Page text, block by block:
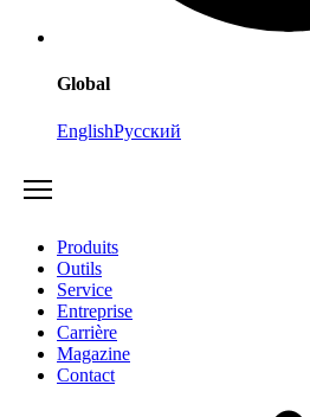
Global
EnglishРусский
Produits
Outils
Service
Entreprise
Carrière
Magazine
Contact